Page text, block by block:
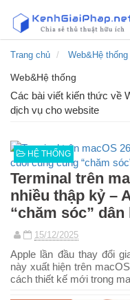
Trang chủ Web&Hệ thống
Web&Hệ thống
Các bài viết kiến thức về
dịch vụ cho website
HỆ THỐNG
Terminal trên
nhiều thập kỷ –
“chăm sóc”
15/12/2025
Apple lần đầu thay đổi
này xuất hiện trên
cách thiết kế mới trong